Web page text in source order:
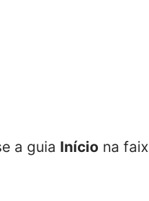
a guia Início na